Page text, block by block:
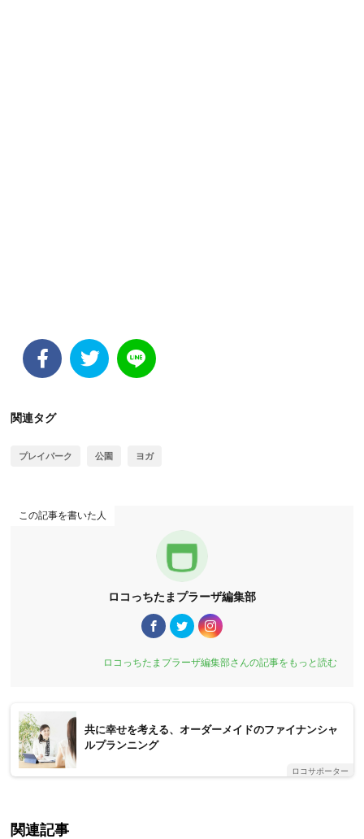
関連タグ
プレイパーク 公園 ヨガ
この記事を書いた人
ロコっちたまプラーザ編集部
ロコっちたまプラーザ編集部さんの記事をもっと読む
共に幸せを考える、オーダーメイドのファイナンシャ
ルプランニング
ロコサポーター
関連記事